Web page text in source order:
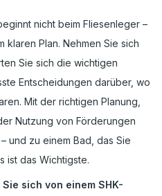
nicht beim Fliesenleger –
klaren Plan. Nehmen Sie sich
Sie sich die wichtigen
Entscheidungen darüber, wo
Mit der richtigen Planung,
Nutzung von Förderungen
und zu einem Bad, das Sie
ist das Wichtigste.
Sie sich von einem SHK-